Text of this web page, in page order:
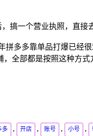
搞一个营业执照，直接
拼多多靠单品打爆已经
，全部都是按照这种方式
多 , 开店 , 账号 , 小号 ,